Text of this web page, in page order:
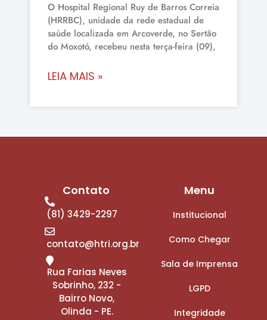
O Hospital Regional Ruy de Barros Correia
(HRRBC), unidade da rede estadual de
saúde localizada em Arcoverde, no Sertão
do Moxotó, recebeu nesta terça-feira (09),
LEIA MAIS »
Contato
(81) 3429-2297
contato@htri.org.br
Rua Farias Neves
Sobrinho, 232 -
Bairro Novo,
Olinda - PE.
Menu
Institucional
Como Chegar
Sala de Imprensa
LGPD
Integridade